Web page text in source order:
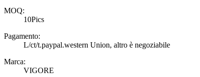
MOQ:
10Pics
Pagamento:
L/ct/t.paypal.western Union, altro è negoziabile
Marca:
VIGORE